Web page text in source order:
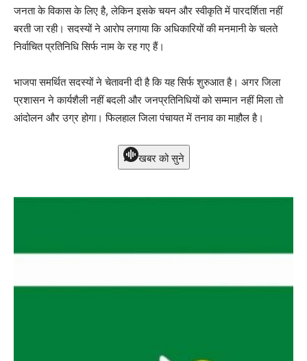
जनता के विकास के लिए है, लेकिन इसके चयन और स्वीकृति में पारदर्शिता नहीं
बरती जा रही। सदस्यों ने आरोप लगाया कि अधिकारियों की मनमानी के चलते
निर्वाचित प्रतिनिधि सिर्फ नाम के रह गए हैं।
भाजपा समर्थित सदस्यों ने चेतावनी दी है कि यह सिर्फ शुरुआत है। अगर जिला
प्रशासन ने कार्यशैली नहीं बदली और जनप्रतिनिधियों को सम्मान नहीं मिला तो
आंदोलन और उग्र होगा। फिलहाल जिला पंचायत में तनाव का माहौल है।
खबर को सुने